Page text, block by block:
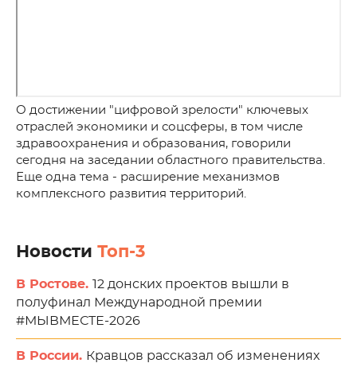
О достижении "цифровой зрелости" ключевых
отраслей экономики и соцсферы, в том числе
здравоохранения и образования, говорили
сегодня на заседании областного правительства.
Еще одна тема - расширение механизмов
комплексного развития территорий.
Новости Топ-3
В Ростове. 12 донских проектов вышли в
полуфинал Международной премии
#МЫВМЕСТЕ-2026
В России. Кравцов рассказал об изменениях